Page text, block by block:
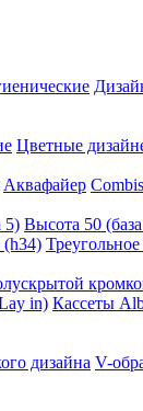
Цветные
Аквафайер
5) Высота 50
in) Кассеты
дизайна V-